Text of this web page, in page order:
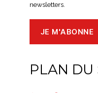
newsletters.
PLAN DU